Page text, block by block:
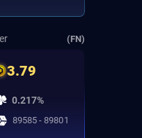
(FN)
3.79
0.217%
89585 - 89801